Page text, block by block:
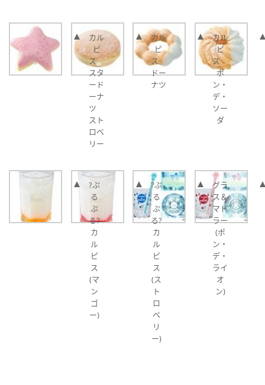
カル
ピ
ス
スタ
ード
ーナ
ツ
スト
ロベ
リー
カル
ピ
ス
ドー
ナツ
カル
ピ
ス
ポ
ン・
デ・
ソー
ダ
?ぷ
る
ぷ
る?
カ
ル
ピ
ス
(マ
ン
ゴ
ー)
?ぷ
る
ぷ
る?
カ
ル
ピ
ス
(ス
ト
ロ
ベ
リ
ー)
グラ
ス＆
マド
ラー
(ポ
ン・
デ・
ライ
オ
ン)